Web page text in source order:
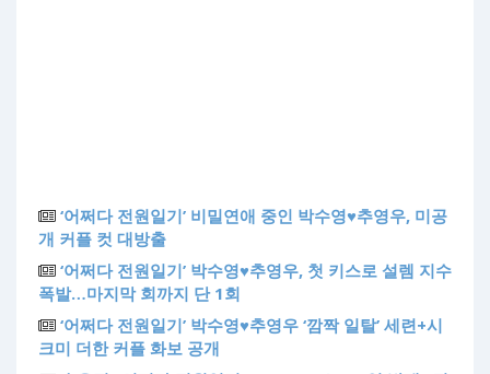
‘어쩌다 전원일기’ 비밀연애 중인 박수영♥추영우, 미공
개 커플 컷 대방출
‘어쩌다 전원일기’ 박수영♥추영우, 첫 키스로 설렘 지수
폭발…마지막 회까지 단 1회
‘어쩌다 전원일기’ 박수영♥추영우 ‘깜짝 일탈’ 세련+시
크미 더한 커플 화보 공개